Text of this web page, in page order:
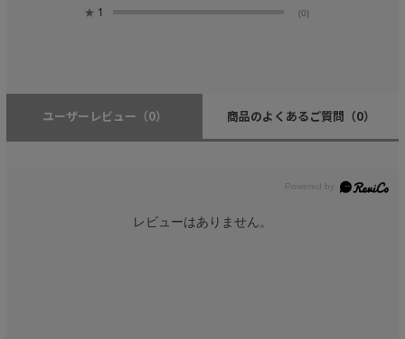
★ 1 (0)
ユーザーレビュー （0） 商品のよくあるご質問 （0）
レビューはありません。